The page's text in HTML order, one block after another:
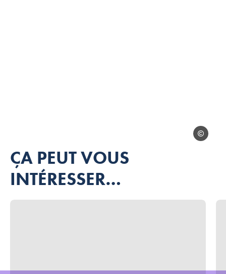
Photo, © jb bieuville
jb bieuville
ÇA PEUT VOUS
INTÉRESSER…